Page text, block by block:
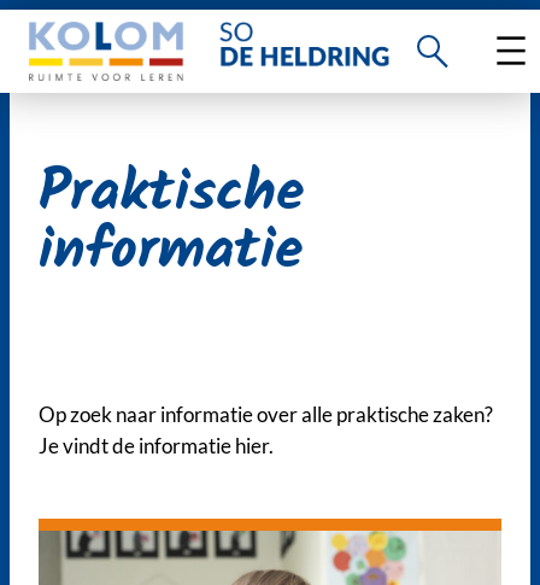
Ga
naar
de
Praktische
informatie
Op zoek naar informatie over alle praktische zaken?
Je vindt de informatie hier.